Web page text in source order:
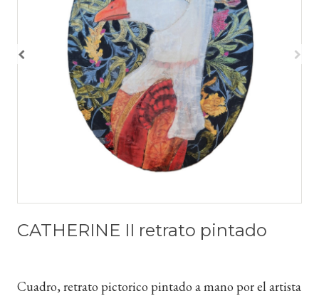
CATHERINE II retrato pintado
Cuadro, retrato pictorico pintado a mano por el artista